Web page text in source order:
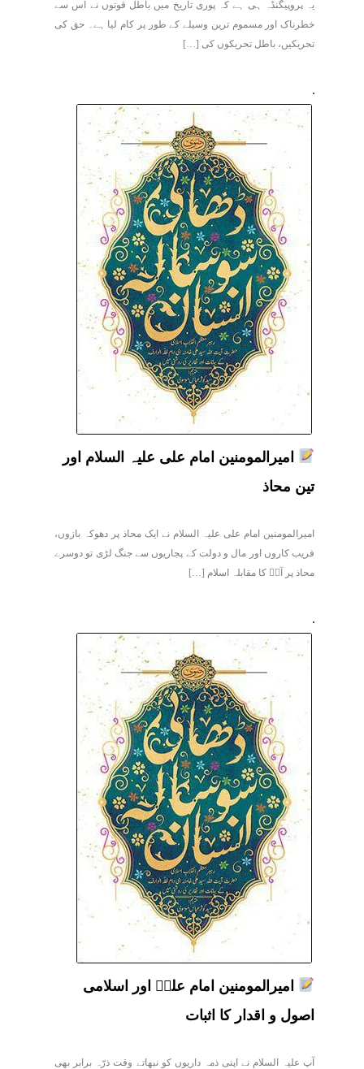
یہ پروپیگنڈہ ہی ہے کہ پوری تاریخ میں باطل قوتوں نے اس سے
خطرناک اور مسموم ترین وسیلے کے طور پر کام لیا ہے۔ حق کی
تحریکیں، باطل تحریکوں کی […]
امیرالمومنین امام علی علیہ السلام اور
تین محاذ
امیرالمومنین امام علی علیہ السلام نے ایک محاذ پر دھوکہ بازوں،
فریب کاروں اور مال و دولت کے پجاریوں سے جنگ لڑی تو دوسرے
محاذ پر آپؑ کا مقابلہ اسلام […]
امیرالمومنین امام علیؑ اور اسلامی
اصول و اقدار کا اثبات
آپ علیہ السلام نے اپنی ذمہ داریوں کو نبھاتے وقت ذرّہ برابر بھی